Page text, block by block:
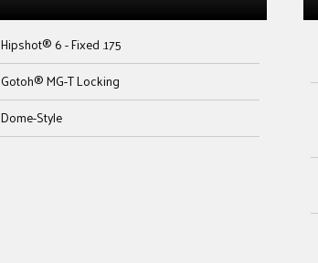
Hipshot® 6 - Fixed .175
Gotoh® MG-T Locking
Dome-Style